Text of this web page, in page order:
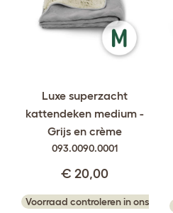
Luxe superzacht
kattendeken medium -
Grijs en crème
093.0090.0001
€ 20,00
Voorraad controleren in ons